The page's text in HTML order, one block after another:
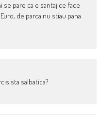
se pare ca e santaj ce face
de parca nu stiau pana
salbatica?